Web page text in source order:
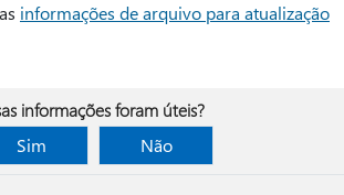
informações de arquivo para atualização
informações foram úteis?
Sim
Não